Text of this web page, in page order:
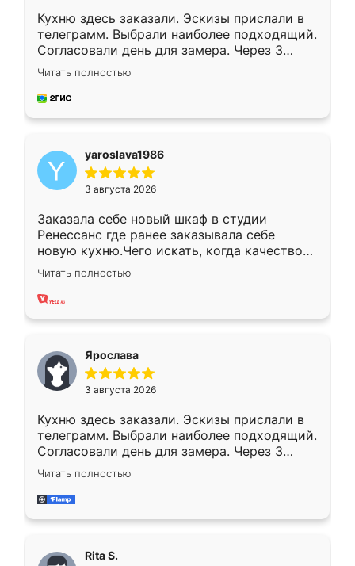
Кухню здесь заказали. Эскизы прислали в
телеграмм. Выбрали наиболее подходящий.
Согласовали день для замера. Через 3
недели кухня была уже готова. Остались
довольны работой. Спасибо Ренессанс
мебель за качественную работу!
Читать полностью
yaroslava1986
3 августа 2026
Заказала себе новый шкаф в студии
Ренессанс где ранее заказывала себе
новую кухню.Чего искать, когда качеством
вполне довольна. Служит кухня уже почти
два года, нареканий нет.
Читать полностью
Ярослава
3 августа 2026
Кухню здесь заказали. Эскизы прислали в
телеграмм. Выбрали наиболее подходящий.
Согласовали день для замера. Через 3
недели кухня была уже готова. Остались
довольны работой. Спасибо Ренессанс
мебель за качественную работу!
Читать полностью
Rita S.